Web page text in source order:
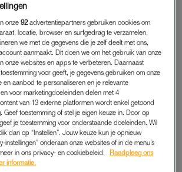
mee op in Las Vegas, meldt de
zouAdele 4gaan heten en komt op 10
zou de plaat al in september vorig jaar
maar vanwege de coronacrisis werd die
verwachten dat er liedjes over de ex-man
op het album komen te staan. Ze
onze92 advertentiepartners gebruiken cookies om
locatie, browser en surfgedrag te verzamelen.
we met de gegevens die je zelf deelt met ons,
aanmaakt. Dit doen we om het gebruik van onze
onze websites en apps te verbeteren. Daarnaast
voor geeft, je gegevens gebruiken om onze
en aanbod te personaliseren en je relevante
voor marketingdoeleinden delen met 4
van 13 externe platformen wordt enkel getoond
Geef toestemming of stel je eigen keuze in. Door op
je toestemming voor onderstaande doeleinden. Wil
dan op “Instellen”. Jouw keuze kun je opnieuw
instellingen” onderaan onze websites of in de menu’s
in ons privacy- en cookiebeleid.
Raadpleeg ons
informatie.